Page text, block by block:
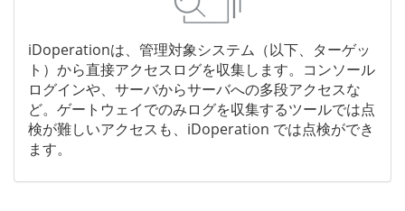
iDoperationは、管理対象システム（以下、ターゲッ
ト）から直接アクセスログを収集します。コンソール
ログインや、サーバからサーバへの多段アクセスな
ど。ゲートウェイでのみログを収集するツールでは点
検が難しいアクセスも、iDoperation では点検ができ
ます。